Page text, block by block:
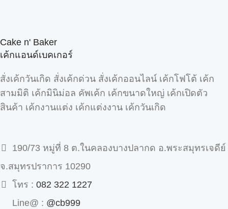
Cake n' Baker
เค้กแอนด์เบคเกอร์
สั่งเค้กวันเกิด สั่งเค้กด่วน สั่งเค้กออนไลน์ เค้กโฟโต้ เค้ก
สามมิติ เค้กมินิม่อล คัพเค้ก เค้กขนาดใหญ่ เค้กเปิดตัว
สินค้า เค้กงานแต่ง เค้กแต่งงาน เค้กวันเกิด
190/73 หมู่ที่ 8 ต.ในคลองบางปลากด อ.พระสมุทรเจดีย์
จ.สมุทรปราการ 10290
โทร : 082 322 1227
Line@ : @cb999